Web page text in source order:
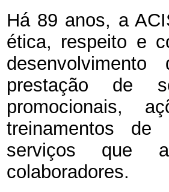
Há 89 anos, a
ética, respeito e
prestação de
promocionais,
treinamentos
serviços que
colaboradores.